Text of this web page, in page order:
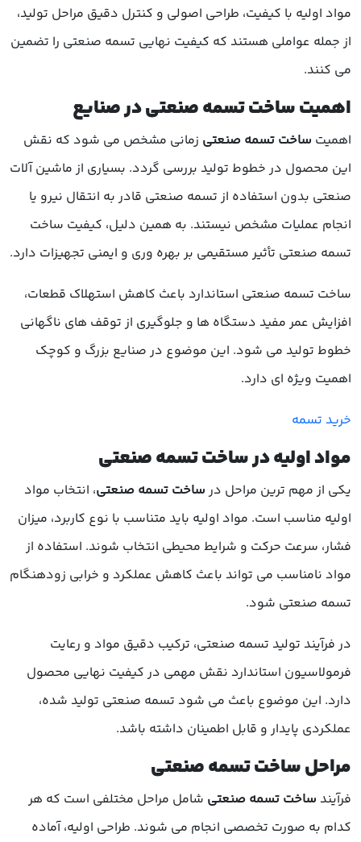
مواد اولیه با کیفیت، طراحی اصولی و کنترل دقیق مراحل تولید،
از جمله عواملی هستند که کیفیت نهایی تسمه صنعتی را تضمین
می کنند.
اهمیت ساخت تسمه صنعتی در صنایع
اهمیت ساخت تسمه صنعتی زمانی مشخص می شود که نقش
این محصول در خطوط تولید بررسی گردد. بسیاری از ماشین آلات
صنعتی بدون استفاده از تسمه صنعتی قادر به انتقال نیرو یا
انجام عملیات مشخص نیستند. به همین دلیل، کیفیت ساخت
تسمه صنعتی تأثیر مستقیمی بر بهره وری و ایمنی تجهیزات دارد.
ساخت تسمه صنعتی استاندارد باعث کاهش استهلاک قطعات،
افزایش عمر مفید دستگاه ها و جلوگیری از توقف های ناگهانی
خطوط تولید می شود. این موضوع در صنایع بزرگ و کوچک
اهمیت ویژه ای دارد.
خرید تسمه
مواد اولیه در ساخت تسمه صنعتی
یکی از مهم ترین مراحل در ساخت تسمه صنعتی، انتخاب مواد
اولیه مناسب است. مواد اولیه باید متناسب با نوع کاربرد، میزان
فشار، سرعت حرکت و شرایط محیطی انتخاب شوند. استفاده از
مواد نامناسب می تواند باعث کاهش عملکرد و خرابی زودهنگام
تسمه صنعتی شود.
در فرآیند تولید تسمه صنعتی، ترکیب دقیق مواد و رعایت
فرمولاسیون استاندارد نقش مهمی در کیفیت نهایی محصول
دارد. این موضوع باعث می شود تسمه صنعتی تولید شده،
عملکردی پایدار و قابل اطمینان داشته باشد.
مراحل ساخت تسمه صنعتی
فرآیند ساخت تسمه صنعتی شامل مراحل مختلفی است که هر
کدام به صورت تخصصی انجام می شوند. طراحی اولیه، آماده